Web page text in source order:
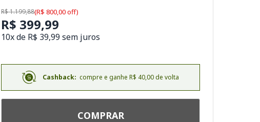
R$ 1.199,88(R$ 800,00 off)
R$ 399,99
10x de R$ 39,99 sem juros
Cashback: compre e ganhe R$ 40,00 de volta
COMPRAR